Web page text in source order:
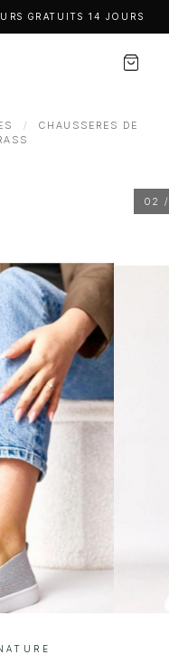
GRATUITS 14 JOURS
/
CHAUSSERES DE
02